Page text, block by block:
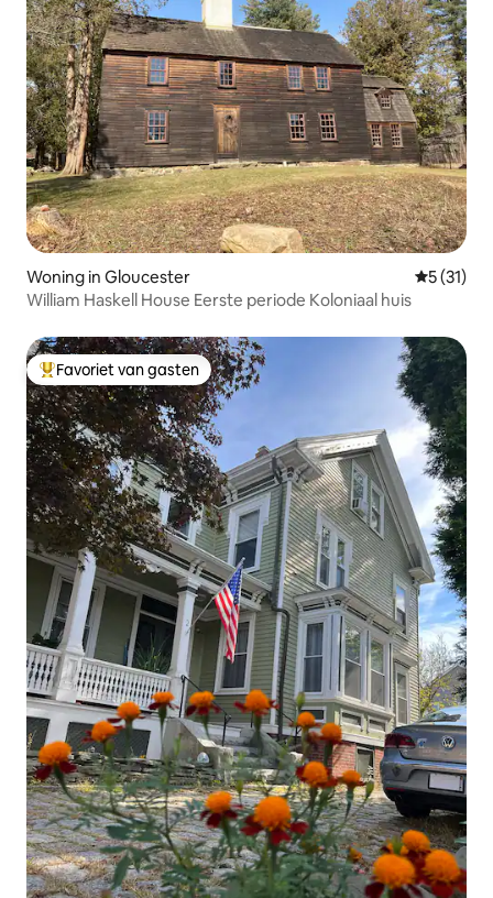
Woning in Gloucester
5 (31)
William Haskell House Eerste periode Koloniaal huis
Topfavoriet van gasten
Favoriet van gasten